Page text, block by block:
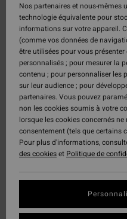
Nos partenaires et nous-mêmes
technologie équivalente pour
informations sur votre appareil.
(comme vos données de
être utilisées pour vous
personnalisés ; pour mesurer la
contenu ; pour personnaliser les
sur leur audience ; pour
partenaires. Vous pouvez
non les cookies soumis à votre
lorsque les cookies concernés
consentement (tels que certains
Pour plus d'informations,
des cookieset Politique de